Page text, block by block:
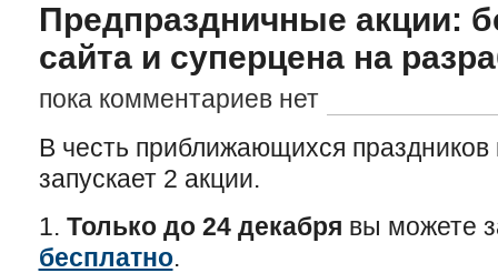
Предпраздничные акции:
сайта и суперцена на
пока комментариев нет
В честь приближающихся праздников
запускает 2 акции.
1. Только до 24 декабря вы можете
бесплатно.